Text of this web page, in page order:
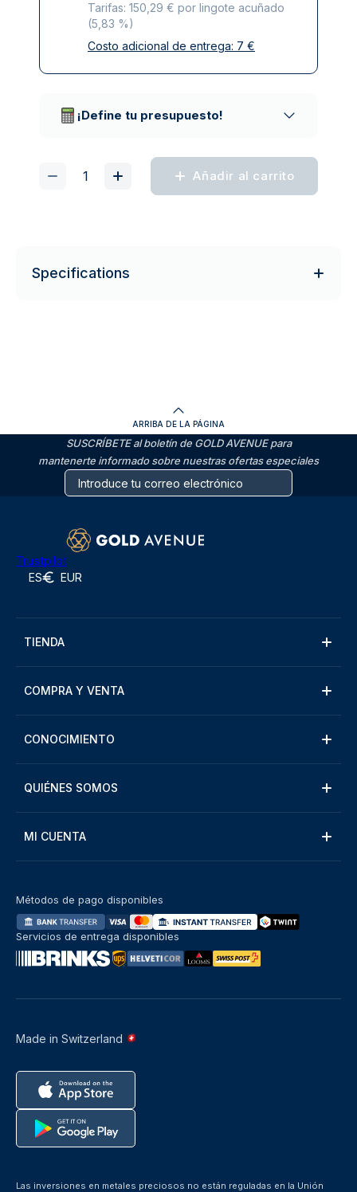
Tarifas: 150,29 € por lingote acuñado
(5,83 %)
Impuestos incluidos
Costo adicional de entrega: 7 €
¡Define tu presupuesto!
Añadir al carrito
Specifications
ARRIBA DE LA PÁGINA
SUSCRÍBETE al boletín de GOLD AVENUE para
mantenerte informado sobre nuestras ofertas especiales
Trustpilot
ES EUR
TIENDA
COMPRA Y VENTA
CONOCIMIENTO
QUIÉNES SOMOS
MI CUENTA
Made in Switzerland
Métodos de pago disponibles
Servicios de entrega disponibles
Las inversiones en metales preciosos no están reguladas en la Unión